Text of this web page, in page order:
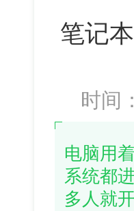
笔记
时间
电脑用
系统都
多人就